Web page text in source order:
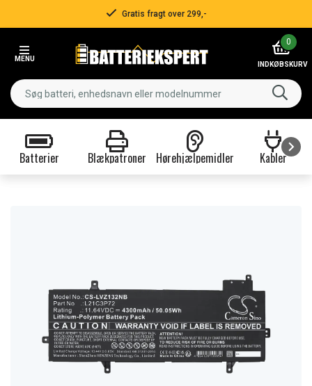
Gratis fragt over 299,-
MENU
0
INDKØBSKURV
Batterier Blækpatroner Hørehjælpemidler Kabler